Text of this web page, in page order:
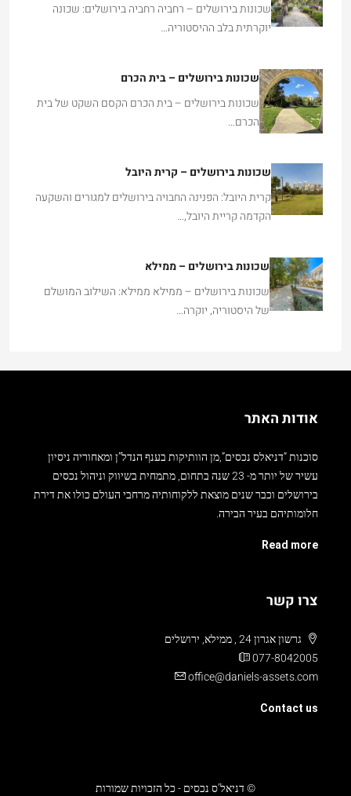
שכונות בירושלים – רחביה רחביה בירושלים: שכונה
יוקרתית בלב ההיסטוריה…
שכונות בירושלים – בית הכרם
שכונות בירושלים – בית הכרם הקסם השקט של בית
הכרם…
שכונות בירושלים – קרית היובל
קרית היובל: הפנינה החבויה בירושלים למגורים והשקעה
הקדמה קריית היובל,…
שכונות בירושלים – ממילא
שכונות בירושלים – ממילא ממילא: השילוב המושלם
של היסטוריה, יוקרה…
אודות האתר
סוכנות “דניאלס נכסים”,מן הוותיקות בענף הנדל”ן ומאחוריה ניסיון
עשיר של יותר מ- 23 שנה בתחום, מתמחית בשיווק וניהול נכסים
בירושלים וכבר שנים מוצאת ללקוחותיה מרחבי העולם כולו את דירת
חלומותיהם בעיר הבירה.
Read more
צרו קשר
גרשון אגרון 24 , ממילא, ירושלים
077-8042005
office@daniels-assets.com
Contact us
© דניאל’ס נכסים - כל הזכויות שמורות